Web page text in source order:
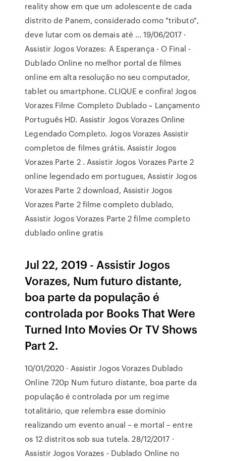
reality show em que um adolescente de cada
distrito de Panem, considerado como "tributo",
deve lutar com os demais até … 19/06/2017 ·
Assistir Jogos Vorazes: A Esperança - O Final -
Dublado Online no melhor portal de filmes
online em alta resolução no seu computador,
tablet ou smartphone. CLIQUE e confira! Jogos
Vorazes Filme Completo Dublado ~ Lançamento
Português HD. Assistir Jogos Vorazes Online
Legendado Completo. Jogos Vorazes Assistir
completos de filmes grátis. Assistir Jogos
Vorazes Parte 2 . Assistir Jogos Vorazes Parte 2
online legendado em portugues, Assistir Jogos
Vorazes Parte 2 download, Assistir Jogos
Vorazes Parte 2 filme completo dublado,
Assistir Jogos Vorazes Parte 2 filme completo
dublado online gratis
Jul 22, 2019 - Assistir Jogos
Vorazes, Num futuro distante,
boa parte da população é
controlada por Books That Were
Turned Into Movies Or TV Shows
Part 2.
10/01/2020 · Assistir Jogos Vorazes Dublado
Online 720p Num futuro distante, boa parte da
população é controlada por um regime
totalitário, que relembra esse domínio
realizando um evento anual – e mortal – entre
os 12 distritos sob sua tutela. 28/12/2017 ·
Assistir Jogos Vorazes - Dublado Online no